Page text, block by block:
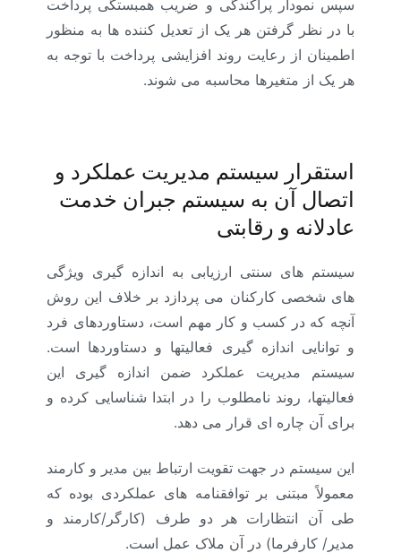
سپس نمودار پراکندگی و ضریب همبستگی پرداخت
با در نظر گرفتن هر یک از تعدیل کننده ها به منظور
اطمینان از رعایت روند افزایشی پرداخت با توجه به
هر یک از متغیرها محاسبه می شوند.
استقرار سیستم مدیریت عملکرد و
اتصال آن به سیستم جبران خدمت
عادلانه و رقابتی
سیستم های سنتی ارزیابی به اندازه گیری ویژگی
های شخصی کارکنان می پردازد بر خلاف این روش
آنچه که در کسب و کار مهم است، دستاوردهای فرد
و توانایی اندازه گیری فعالیتها و دستاوردها است.
سیستم مدیریت عملکرد ضمن اندازه گیری این
فعالیتها، روند نامطلوب را در ابتدا شناسایی کرده و
برای آن چاره ای قرار می دهد.
این سیستم در جهت تقویت ارتباط بین مدیر و کارمند
معمولاً مبتنی بر توافقنامه های عملکردی بوده که
طی آن انتظارات هر دو طرف (کارگر/کارمند و
مدیر/ کارفرما) در آن ملاک عمل است.